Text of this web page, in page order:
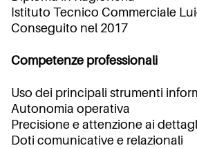
Istituto Tecnico Commerciale
Conseguito nel 2017
Competenze professionali
Uso dei principali strumenti
Autonomia operativa
Precisione e attenzione ai
Doti comunicative e relazionali